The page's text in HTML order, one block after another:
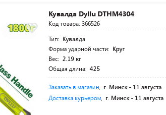
Кувалда Dyllu DTHM4304
Код товара: 366526
Тип: Кувалда
Форма ударной части: Круг
Вес: 2.19 кг
Общая длина: 425
Заказать в магазин, г. Минск - 11 августа
Доставка курьером, г. Минск - 11 августа